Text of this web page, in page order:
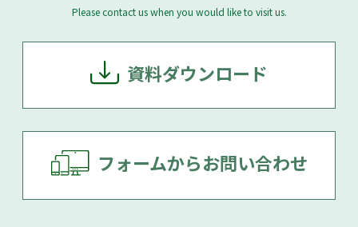
Please contact us when you would like to visit us.
資料ダウンロード
フォームからお問い合わせ